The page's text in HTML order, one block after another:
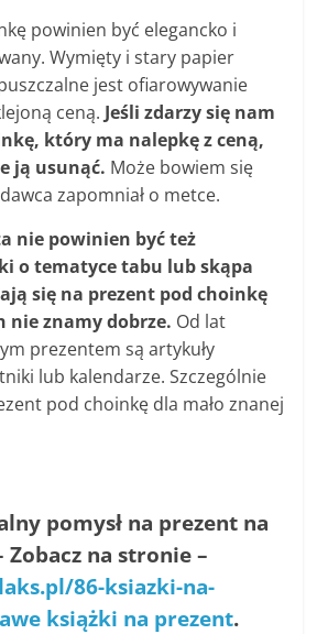
powinien być elegancko i
Wymięty i stary papier
jest ofiarowywanie
ceną. Jeśli zdarzy się nam
który ma nalepkę z ceną,
ją usunąć. Może bowiem się
zapomniał o metce.
nie powinien być też
o tematyce tabu lub skąpa
się na prezent pod choinkę
nie znamy dobrze. Od lat
prezentem są artykuły
lub kalendarze. Szczególnie
pod choinkę dla mało znanej
pomysł na prezent na
Zobacz na stronie –
86-ksiazki-na-
książki na prezent.